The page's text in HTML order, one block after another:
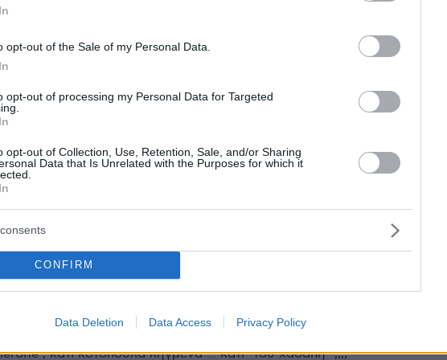
opt-out of the Sale of my Personal Data.
opt-out of processing my Personal Data for Targeted
opt-out of Collection, Use, Retention, Sale, and/or Sharing
Data that Is Unrelated with the Purposes for which it
CONFIRM
Data Deletion Data Access Privacy Policy
ο 27χρονος που έφτασε καθυστερημένα
και δημιούργησε χάος γιατί δεν τον
check in
από την Ελλάδα και τον Κόσμο, τη
στο
(4)
τα σημειωνουμε
τα σημειωνουμε και οταν βγαινει μια μαρκα σκάρτη να
, κατι κοτοπουλα ληγμενα ... κατι "του χασαπη" ,,,,